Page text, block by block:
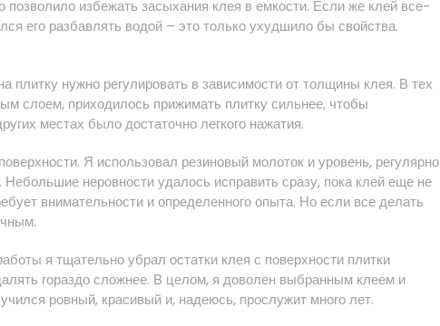
позволило избежать засыхания клея в емкости. Если же клей все-
его разбавлять водой – это только ухудшило бы свойства.
плитку нужно регулировать в зависимости от толщины клея. В тех
слоем, приходилось прижимать плитку сильнее, чтобы
местах было достаточно легкого нажатия.
Я использовал резиновый молоток и уровень, регулярно
неровности удалось исправить сразу, пока клей еще не
внимательности и определенного опыта. Но если все делать
я тщательно убрал остатки клея с поверхности плитки
гораздо сложнее. В целом, я доволен выбранным клеем и
ровный, красивый и, надеюсь, прослужит много лет.